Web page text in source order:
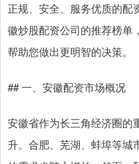
正规、安全、服务优质的配
徽炒股配资公司的推荐榜单
帮助您做出更明智的决策。
## 一、安徽配资市场概况
安徽省作为长三角经济圈的
升。合肥、芜湖、蚌埠等城